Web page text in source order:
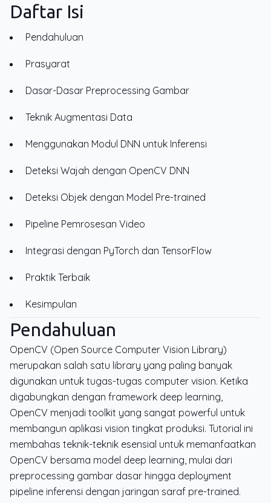
Daftar Isi
Pendahuluan
Prasyarat
Dasar-Dasar Preprocessing Gambar
Teknik Augmentasi Data
Menggunakan Modul DNN untuk Inferensi
Deteksi Wajah dengan OpenCV DNN
Deteksi Objek dengan Model Pre-trained
Pipeline Pemrosesan Video
Integrasi dengan PyTorch dan TensorFlow
Praktik Terbaik
Kesimpulan
Pendahuluan
OpenCV (Open Source Computer Vision Library)
merupakan salah satu library yang paling banyak
digunakan untuk tugas-tugas computer vision. Ketika
digabungkan dengan framework deep learning,
OpenCV menjadi toolkit yang sangat powerful untuk
membangun aplikasi vision tingkat produksi. Tutorial ini
membahas teknik-teknik esensial untuk memanfaatkan
OpenCV bersama model deep learning, mulai dari
preprocessing gambar dasar hingga deployment
pipeline inferensi dengan jaringan saraf pre-trained.